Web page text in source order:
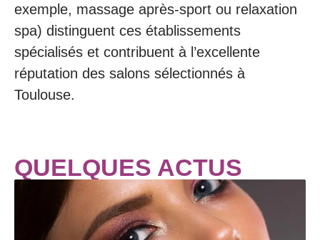
exemple, massage après-sport ou relaxation
spa) distinguent ces établissements
spécialisés et contribuent à l’excellente
réputation des salons sélectionnés à
Toulouse.
QUELQUES ACTUS